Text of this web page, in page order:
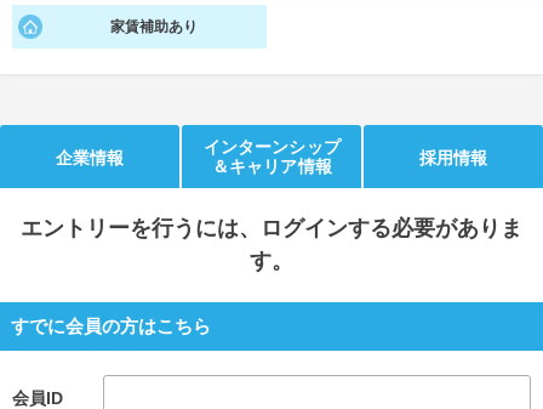
適職診断
あなたに合う仕事を診断！
不明点があればこちら
家賃補助あり
企業情報
インターンシップ
＆キャリア情報
採用情報
エントリーを行うには、ログインする必要がありま
す。
すでに会員の方はこちら
会員ID